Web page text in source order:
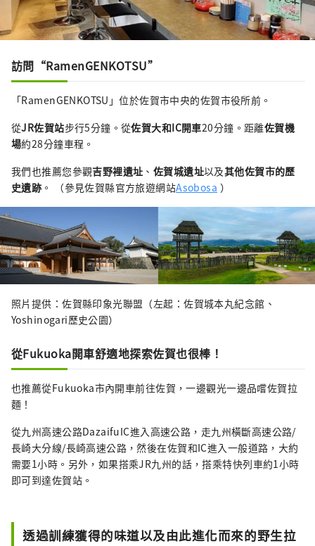
訪問“RamenGENKOTSU”
「RamenGENKOTSU」位於佐賀市中央的佐賀市役所前。
從JR佐賀站步行5分鐘。從佐賀大和IC開車20分鐘。距離佐賀機
場約28分鐘車程。
我們也推薦您參觀吉野裡遺址 、 佐賀城遺址以及其他佐賀市的歷
史遺跡 。 （參見佐賀縣官方旅遊網站Asobosa ）
照片提供：佐賀縣印象光聯盟（左起：佐賀城本丸紀念館、
Yoshinogari歷史公園）
從Fukuoka開車舒適地探索佐賀也很棒！
也推薦從Fukuoka市內開車前往佐賀，一邊觀光一邊品嚐佐賀拉
麵！
從九州高速公路DazaifuIC進入高速公路，走九州橫斷高速公路/
長崎大分線/長崎高速公路，然後在佐賀和IC進入一般道路，大約
需要1小時。另外，如果搭乘JR九州的話，搭乘特快列車約1小時
即可到達佐賀站。
透過訓練獲得的味道以及由此進化而來的野生拉